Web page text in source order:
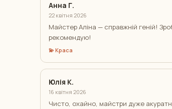
Анна Г.
22 квітня 2026
Майстер Аліна — справжній геній!
рекомендую!
💫 Краса
Юлія К.
16 квітня 2026
Чисто, охайно, майстри дуже